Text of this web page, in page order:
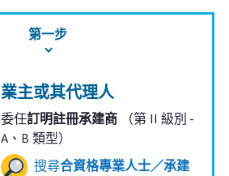
第一步
業主或其代理人
委任訂明註冊承建商（第 II 級別 -
A、B 類型）
搜尋合資格專業人士／承建